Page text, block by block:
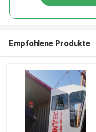
Empfohlene Produkte